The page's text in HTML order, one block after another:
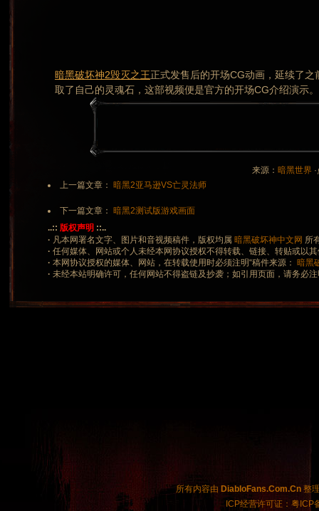
暗黑破坏神2毁灭之王正式发售后的开场CG动画，延续了
取了自己的灵魂石，这部视频便是官方的开场CG介绍演示。
来源： 暗黑世界
上一篇文章： 暗黑2亚马逊VS亡灵法师
下一篇文章： 暗黑2测试版游戏画面
..:: 版权声明 ::..
· 凡本网署名文字、图片和音视频稿件，版权均属 暗黑破坏神中文网 所
· 任何媒体、网站或个人未经本网协议授权不得转载、链接、转贴或以
· 本网协议授权的媒体、网站，在转载使用时必须注明“稿件来源： 暗黑
· 未经本站明确许可，任何网站不得盗链及抄袭；如引用页面，请务必
所有内容由 DiabloFans.Com.Cn 整
ICP经营许可证：粤